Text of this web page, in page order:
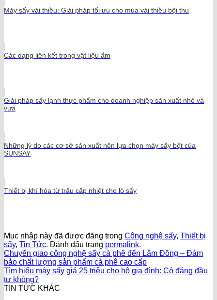
Máy sấy vải thiều: Giải pháp tối ưu cho mùa vải thiều bội thu
Các dạng liên kết trong vật liệu ẩm
Giải pháp sấy lạnh thực phẩm cho doanh nghiệp sản xuất nhỏ và
vừa
Những lý do các cơ sở sản xuất nên lựa chọn máy sấy bột của
SUNSAY
Thiết bị khí hóa từ trấu cấp nhiệt cho lò sấy
Mục nhập này đã được đăng trong Công nghệ sấy, Thiết bị
sấy, Tin Tức. Đánh dấu trang permalink.
Chuyển giao công nghệ sấy cà phê đến Lâm Đồng – Đảm
bảo chất lượng sản phẩm cà phê cao cấp
Tìm hiểu máy sấy giá 25 triệu cho hộ gia đình: Có đáng đầu
tư không?
TIN TỨC KHÁC